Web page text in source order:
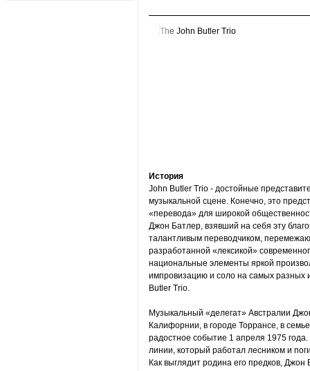
История
John Butler Trio - достойные
музыкальной сцене. Конечно, это
«перевода» для широкой
Джон Батлер, взявший на себя эту
талантливым переводчиком,
разработанной «лексикой»
национальные элементы яркой
импровизацию и соло на самых разных
Butler Trio.
Музыкальный «делегат» Австралии
Калифорнии, в городе Торрансе, в
радостное событие 1 апреля 1975
линии, который работал лесником и
Как выглядит родина его предков,